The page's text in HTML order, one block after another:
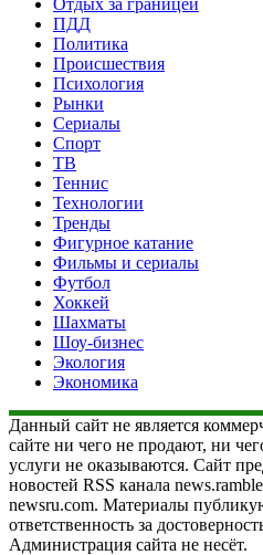
ПДД
Политика
Происшествия
Психология
Рынки
Сериалы
Спорт
ТВ
Теннис
Технологии
Тренды
Фигурное катание
Фильмы и сериалы
Футбол
Хоккей
Шахматы
Шоу-бизнес
Экология
Экономика
Данный сайт не является
сайте ни чего не продают, ни
услуги не оказываются. Сайт
новостей RSS канала
newsru.com. Материалы
ответственность за
Администрация сайта не несёт.